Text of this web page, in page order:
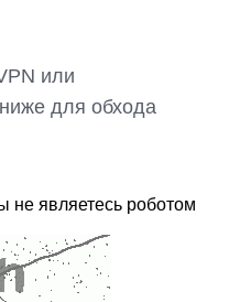
или
для обхода
не являетесь роботом